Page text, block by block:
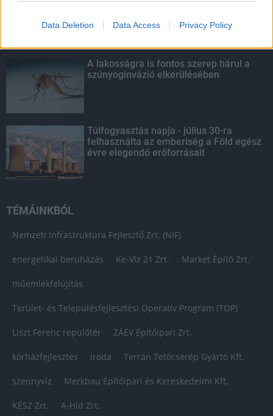
Data Deletion Data Access Privacy Policy
Egyetem
A lakosságra is fontos szerep hárul a
szúnyoginvázió elkerülésében
Túlfogyasztás napja - július 30-ra
felhasználta az emberiség a Föld egész
évre elegendő erőforrásait
TÉMÁINKBÓL
Nemzeti Infrastruktúra Fejlesztő Zrt. (NIF)
energetikai beruházás Ke-Víz 21 Zrt. Market Építő Zrt.
műemlékfelújítás
Terület- és Településfejlesztési Operatív Program (TOP)
Liszt Ferenc repülőtér ZÁÉV Építőipari Zrt.
kórházfejlesztés iroda Terrán Tetőcserép Gyártó Kft.
szennyvíz Merkbau Építőipari és Kereskedelmi Kft.
KÉSZ Zrt. A-Híd Zrt.